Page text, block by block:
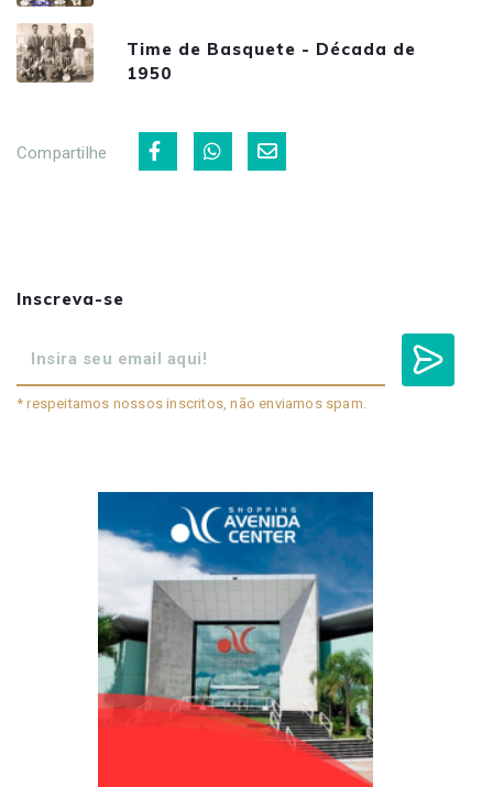
Time de Basquete - Década de
1950
Compartilhe
Inscreva-se
* respeitamos nossos inscritos, não enviamos spam.